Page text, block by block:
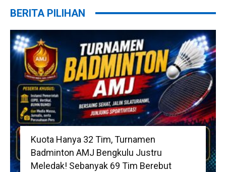
BERITA PILIHAN
Kuota Hanya 32 Tim, Turnamen
Badminton AMJ Bengkulu Justru
Meledak! Sebanyak 69 Tim Berebut